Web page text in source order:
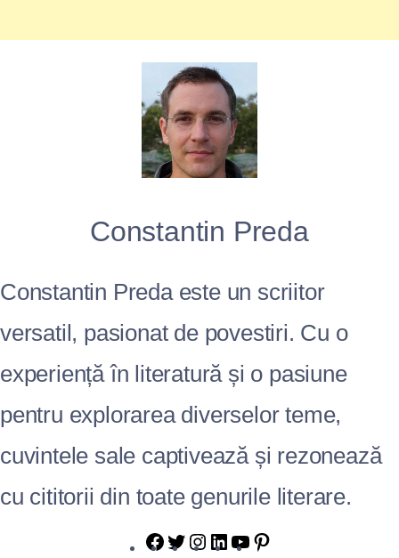
Constantin Preda
Constantin Preda este un scriitor
versatil, pasionat de povestiri. Cu o
experiență în literatură și o pasiune
pentru explorarea diverselor teme,
cuvintele sale captivează și rezonează
cu cititorii din toate genurile literare.